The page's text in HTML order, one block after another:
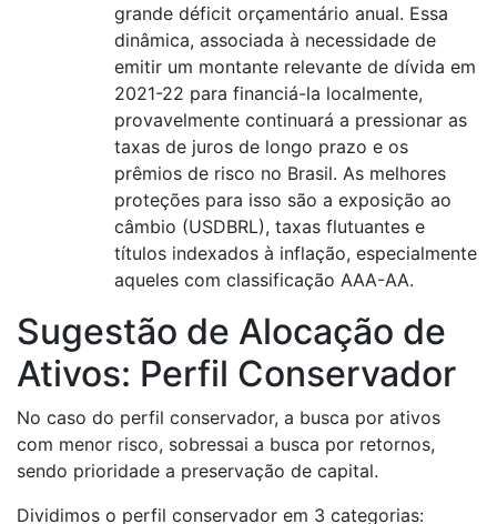
grande déficit orçamentário anual. Essa
dinâmica, associada à necessidade de
emitir um montante relevante de dívida em
2021-22 para financiá-la localmente,
provavelmente continuará a pressionar as
taxas de juros de longo prazo e os
prêmios de risco no Brasil. As melhores
proteções para isso são a exposição ao
câmbio (USDBRL), taxas flutuantes e
títulos indexados à inflação, especialmente
aqueles com classificação AAA-AA.
Sugestão de Alocação de
Ativos: Perfil Conservador
No caso do perfil conservador, a busca por ativos
com menor risco, sobressai a busca por retornos,
sendo prioridade a preservação de capital.
Dividimos o perfil conservador em 3 categorias: